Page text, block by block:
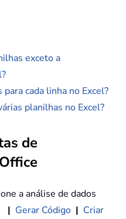
exceto a
cada linha no Excel?
planilhas no Excel?
de
a análise de dados
| Gerar Código | Criar